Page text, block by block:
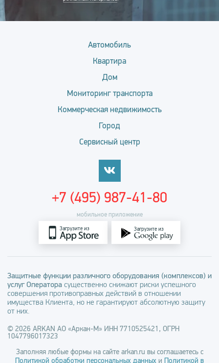
Автомобиль
Квартира
Дом
Мониторинг транспорта
Коммерческая недвижимость
Город
Сервисный центр
мобильное приложение
Загрузите из Загрузите из
+7 (495) 987-41-80
Защитные функции различного оборудования (комплексов) и
услуг Оператора существенно снижают риски успешного
совершения противоправных действий в отношении
имущества Клиента, но не гарантируют абсолютную защиту
от них.
© 2026 ARKAN АО «Аркан-М» ИНН 7710525421, ОГРН
1047796017323
Заполняя любые формы на сайте arkan.ru вы соглашаетесь с
Политикой обработки персональных данных и Политикой в